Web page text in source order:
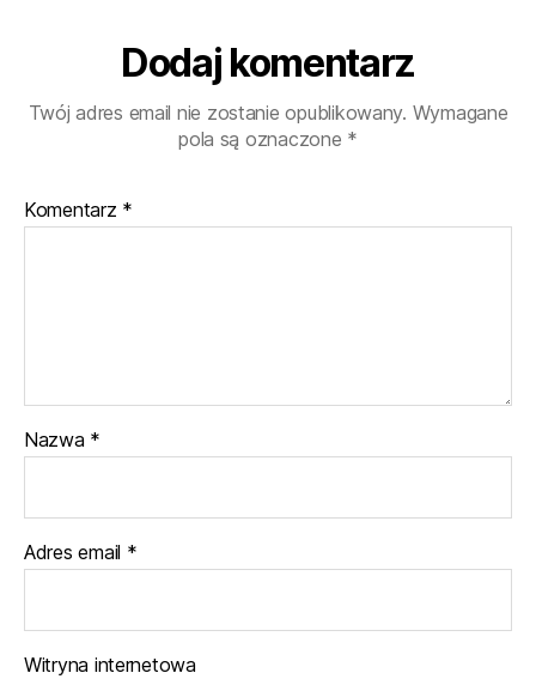
Dodaj komentarz
Twój adres email nie zostanie opublikowany. Wymagane
pola są oznaczone *
Komentarz *
Nazwa *
Adres email *
Witryna internetowa